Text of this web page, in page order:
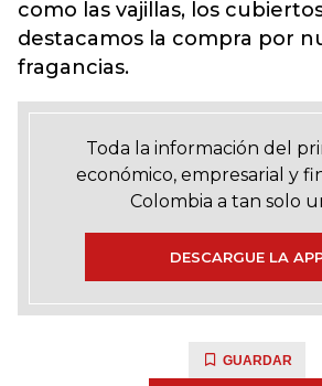
como las vajillas, los
destacamos la compra por
fragancias.
Toda la información del
económico, empresarial y
Colombia a tan solo
DESCARGUE LA
GUARDAR